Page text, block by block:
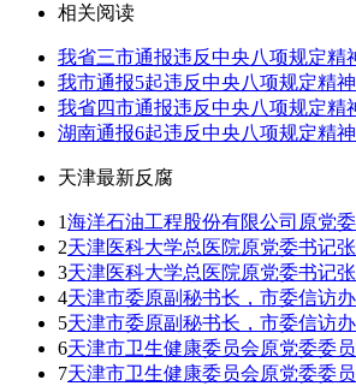
相关阅读
我省三市通报违反中央八项规定精
我市通报5起违反中央八项规定精
我省四市通报违反中央八项规定精
湖南通报6起违反中央八项规定精
天津最新反腐
1海洋石油工程股份有限公司原党
2天津医科大学总医院原党委书记
3天津医科大学总医院原党委书记
4天津市委原副秘书长，市委信访
5天津市委原副秘书长，市委信访
6天津市卫生健康委员会原党委委
7天津市卫生健康委员会原党委委